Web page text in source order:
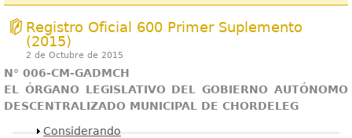
Registro Oficial 600 Primer Suplemento
(2015)
2 de Octubre de 2015
N° 006-CM-GADMCH
EL ÓRGANO LEGISLATIVO DEL GOBIERNO AUTÓNOMO
DESCENTRALIZADO MUNICIPAL DE CHORDELEG
Mostrar
Considerando